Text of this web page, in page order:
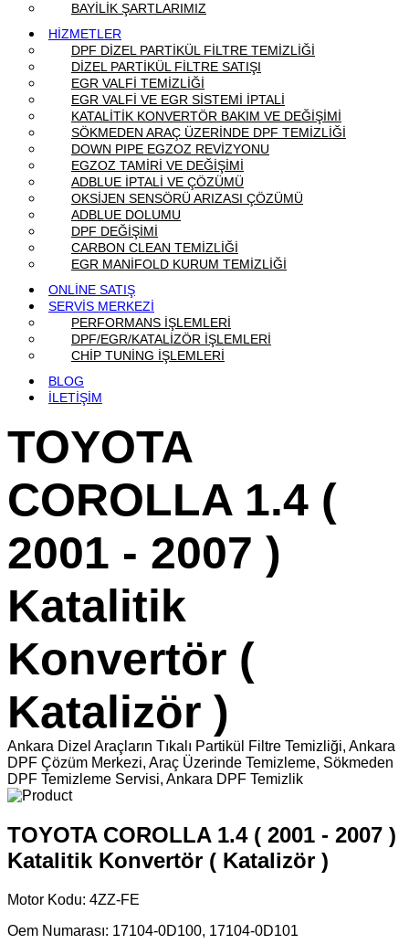
BAYİLİK ŞARTLARIMIZ
HİZMETLER
DPF DİZEL PARTİKÜL FİLTRE TEMİZLİĞİ
DİZEL PARTİKÜL FİLTRE SATIŞI
EGR VALFİ TEMİZLİĞİ
EGR VALFİ VE EGR SİSTEMİ İPTALİ
KATALİTİK KONVERTÖR BAKIM VE DEĞİŞİMİ
SÖKMEDEN ARAÇ ÜZERİNDE DPF TEMİZLİĞİ
DOWN PIPE EGZOZ REVİZYONU
EGZOZ TAMİRİ VE DEĞİŞİMİ
ADBLUE İPTALİ VE ÇÖZÜMÜ
OKSİJEN SENSÖRÜ ARIZASI ÇÖZÜMÜ
ADBLUE DOLUMU
DPF DEĞİŞİMİ
CARBON CLEAN TEMİZLİĞİ
EGR MANİFOLD KURUM TEMİZLİĞİ
ONLİNE SATIŞ
SERVİS MERKEZİ
PERFORMANS İŞLEMLERİ
DPF/EGR/KATALİZÖR İŞLEMLERİ
CHİP TUNİNG İŞLEMLERİ
BLOG
İLETİŞİM
TOYOTA
COROLLA 1.4 (
2001 - 2007 )
Katalitik
Konvertör (
Katalizör )
Ankara Dizel Araçların Tıkalı Partikül Filtre Temizliği, Ankara
DPF Çözüm Merkezi, Araç Üzerinde Temizleme, Sökmeden
DPF Temizleme Servisi, Ankara DPF Temizlik
TOYOTA COROLLA 1.4 ( 2001 - 2007 )
Katalitik Konvertör ( Katalizör )
Motor Kodu: 4ZZ-FE
Oem Numarası: 17104-0D100, 17104-0D101